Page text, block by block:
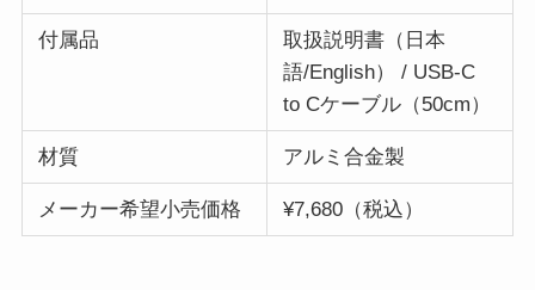
付属品
取扱説明書（日本
語/English） / USB-C
to Cケーブル（50cm）
材質 アルミ合金製
メーカー希望小売価格 ¥7,680（税込）